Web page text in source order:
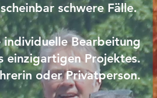
schwere Fälle.
individuelle Bearbeitung
einzigartigen Projektes.
oder Privatperson.